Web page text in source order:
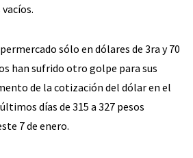
sólo en dólares de 3ra y 70
han sufrido otro golpe para sus
de la cotización del dólar en el
días de 315 a 327 pesos
7 de enero.